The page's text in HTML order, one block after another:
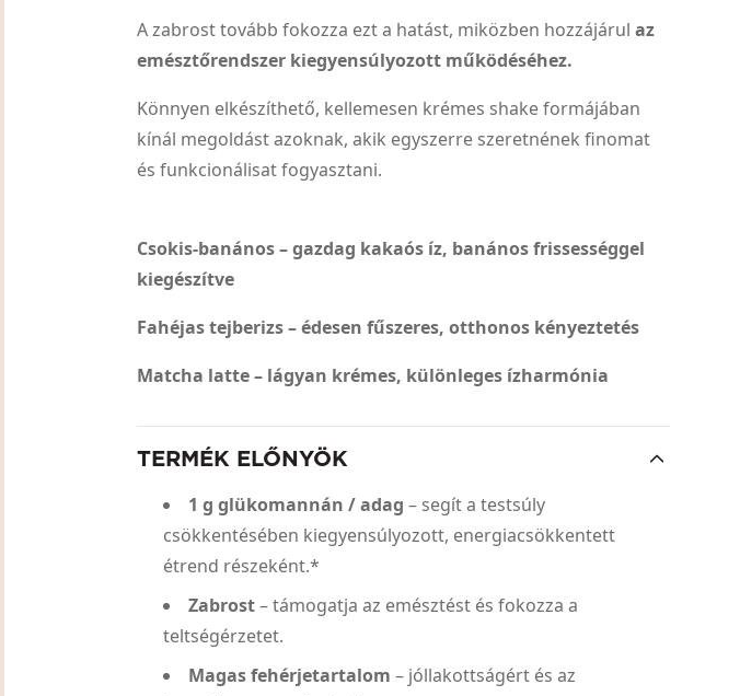
A zabrost tovább fokozza ezt a hatást, miközben hozzájárulaz
emésztőrendszer kiegyensúlyozott működéséhez.
Könnyen elkészíthető, kellemesen krémes shake formájában
kínál megoldást azoknak, akik egyszerre szeretnének finomat
és funkcionálisat fogyasztani.
Csokis-banános – gazdag kakaós íz, banános frissességgel
kiegészítve
Fahéjas tejberizs – édesen fűszeres, otthonos kényeztetés
Matcha latte – lágyan krémes, különleges ízharmónia
TERMÉK ELŐNYÖK
1 g glükomannán / adag – segít a testsúly
csökkentésében kiegyensúlyozott, energiacsökkentett
étrend részeként.*
Zabrost– támogatja az emésztést és fokozza a
teltségérzetet.
Magas fehérjetartalom – jóllakottságért és az